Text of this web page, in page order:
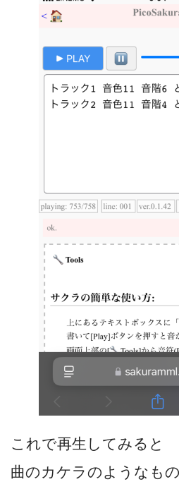
これで再生してみると
曲のカケラのようなも